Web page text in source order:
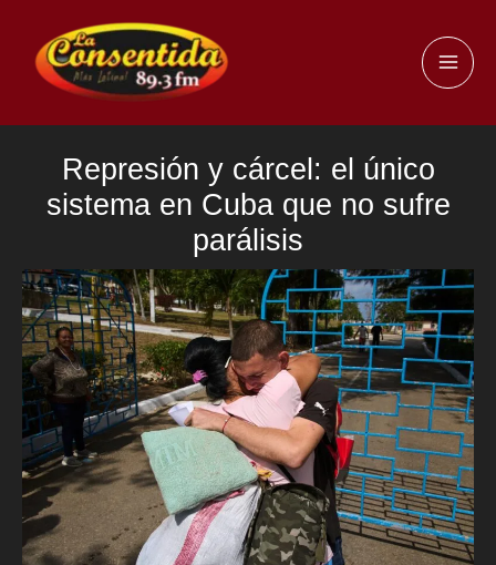
contenido
Represión y cárcel: el único
sistema en Cuba que no sufre
parálisis